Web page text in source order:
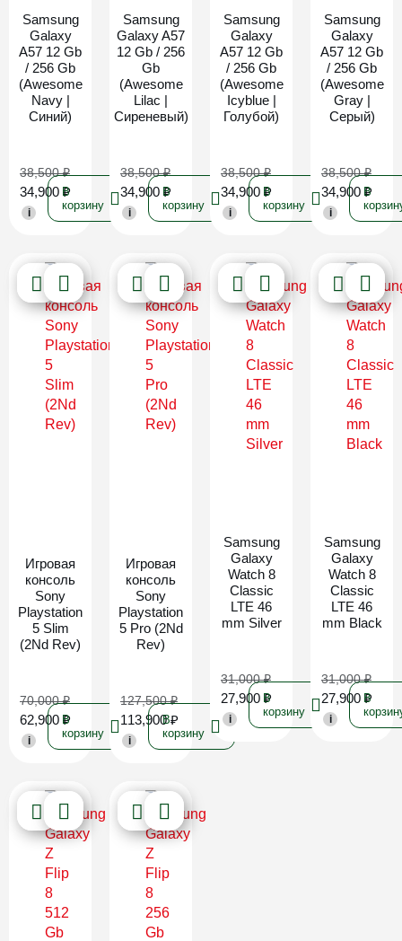
Samsung
Galaxy
A57 12 Gb
/ 256 Gb
(Awesome
Navy |
Синий)
38,500₽
34,900 ₽
i
В
корзину
Samsung
Galaxy A57
12 Gb / 256
Gb
(Awesome
Lilac |
Сиреневый)
38,500₽
34,900 ₽
i
В
корзину
Samsung
Galaxy
A57 12 Gb
/ 256 Gb
(Awesome
Icyblue |
Голубой)
38,500₽
34,900 ₽
i
В
корзину
Samsung
Galaxy
A57 12 Gb
/ 256 Gb
(Awesome
Gray |
Серый)
38,500₽
34,900 ₽
i
В
Игровая
консоль
Sony
Playstation
5 Slim
(2Nd Rev)
70,000₽
62,900 ₽
i
В
корзину
Игровая
консоль
Sony
Playstation
5 Pro (2Nd
Rev)
127,500₽
113,900₽
i
В
корзину
Samsung
Galaxy
Watch 8
Classic
LTE 46
mm Silver
31,000₽
27,900 ₽
i
В
корзину
Samsung
Galaxy
Watch 8
Classic
LTE 46
mm Black
31,000₽
27,900 ₽
i
В